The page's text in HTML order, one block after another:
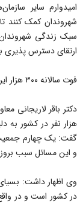
امیدوارم سایر
شهروندان کمک کنند
سبک زندگی
ارتقای دسترس پذیری
فوت سالانه ۳۰۰ هزار ایرانی به دلیل بیماری‌های غیرواگیر
هزار نفر در کشور به
و این مسائل سبب
وی اظهار داشت: